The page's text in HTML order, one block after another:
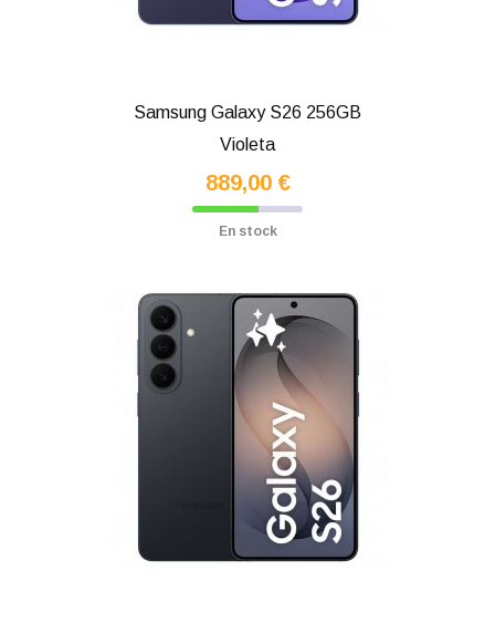
Samsung Galaxy S26 256GB
Violeta
889,00 €
En stock